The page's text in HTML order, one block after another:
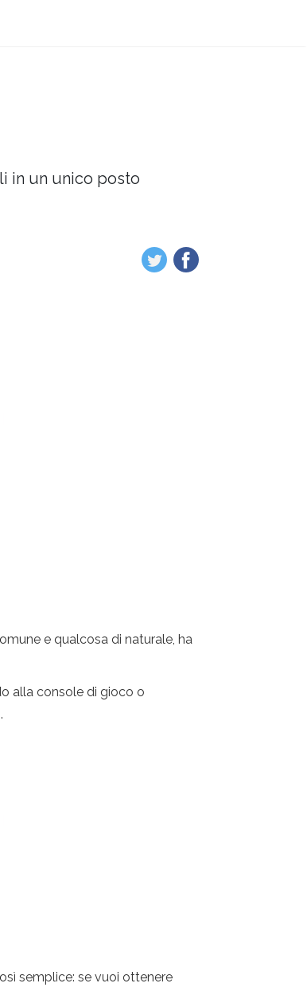
in un unico posto
e qualcosa di naturale, ha
alla console di gioco o
semplice: se vuoi ottenere